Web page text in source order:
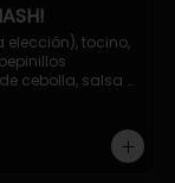
elección), tocino,
cebolla, salsa